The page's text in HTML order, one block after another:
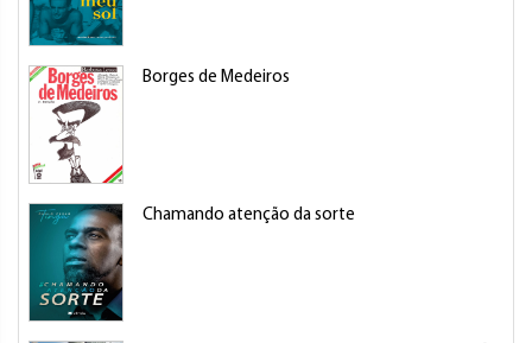
Borges de Medeiros
Chamando atenção da sorte